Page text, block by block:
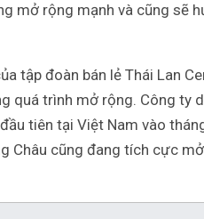
mở rộng mạnh và cũng sẽ
tập đoàn bán lẻ Thái Lan
quá trình mở rộng. Công ty
tiên tại Việt Nam vào
Châu cũng đang tích cực